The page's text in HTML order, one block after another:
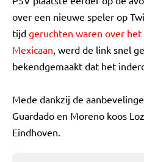
over een nieuwe speler op
tijd geruchten waren over het
Mexicaan, werd de link snel
bekendgemaakt dat het
Mede dankzij de
Guardado en Moreno koos
Eindhoven.